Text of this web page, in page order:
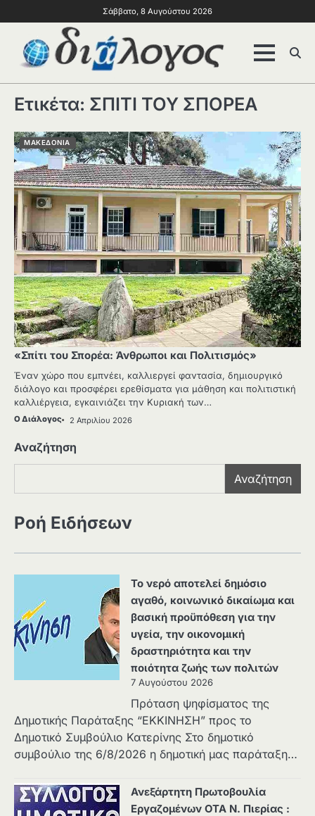
Σάββατο, 8 Αυγούστου 2026
Ετικέτα: ΣΠΙΤΙ ΤΟΥ ΣΠΟΡΕΑ
ΜΑΚΕΔΟΝΙΑ
«Σπίτι του Σπορέα: Άνθρωποι και Πολιτισμός»
Έναν χώρο που εμπνέει, καλλιεργεί φαντασία, δημιουργικό
διάλογο και προσφέρει ερεθίσματα για μάθηση και πολιτιστική
καλλιέργεια, εγκαινιάζει την Κυριακή των…
Ο Διάλογος 2 Απριλίου 2026
Αναζήτηση
Αναζήτηση
Ροή Ειδήσεων
Το νερό αποτελεί δημόσιο
αγαθό, κοινωνικό δικαίωμα και
βασική προϋπόθεση για την
υγεία, την οικονομική
δραστηριότητα και την
ποιότητα ζωής των πολιτών
7 Αυγούστου 2026
Πρόταση ψηφίσματος της
Δημοτικής Παράταξης “ΕΚΚΙΝΗΣΗ” προς το
Δημοτικό Συμβούλιο Κατερίνης Στο δημοτικό
συμβούλιο της 6/8/2026 η δημοτική μας παράταξη…
Ανεξάρτητη Πρωτοβουλία
Εργαζομένων ΟΤΑ Ν. Πιερίας :